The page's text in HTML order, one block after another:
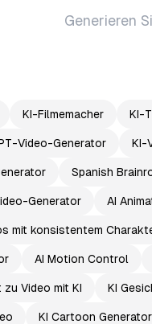
Generieren
KI-Filmemacher KI-
Video-Generator KI-
Spanish
Generator AI
mit konsistentem
AI Motion Control
zu Video mit KI KI
KI Cartoon Generator